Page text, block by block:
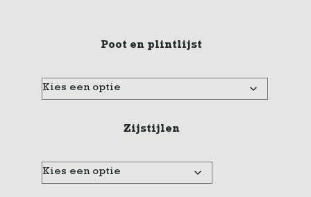
Poot en plintlijst
Zijstijlen